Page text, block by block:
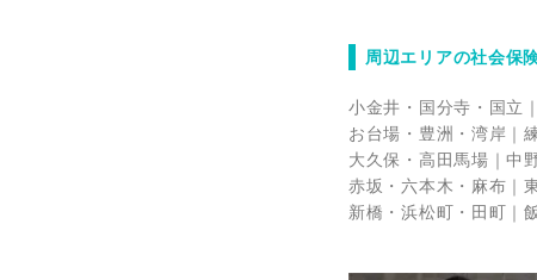
周辺エリアの社会保
小金井・国分寺・国立
お台場・豊洲・湾岸
大久保・高田馬場
中
赤坂・六本木・麻布
新橋・浜松町・田町